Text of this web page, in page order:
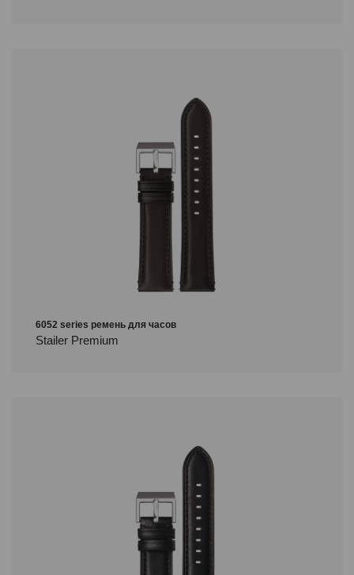
6052 series ремень для часов
Stailer Premium